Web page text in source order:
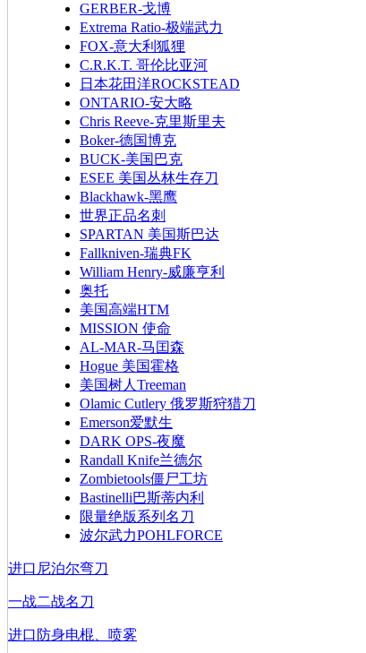
GERBER-戈博
Extrema Ratio-极端武力
FOX-意大利狐狸
C.R.K.T. 哥伦比亚河
日本花田洋ROCKSTEAD
ONTARIO-安大略
Chris Reeve-克里斯里夫
Boker-德国博克
BUCK-美国巴克
ESEE 美国丛林生存刀
Blackhawk-黑鹰
世界正品名刺
SPARTAN 美国斯巴达
Fallkniven-瑞典FK
William Henry-威廉亨利
奥托
美国高端HTM
MISSION 使命
AL-MAR-马囯森
Hogue 美国霍格
美国树人Treeman
Olamic Cutlery 俄罗斯狩猎刀
Emerson爱默生
DARK OPS-夜魔
Randall Knife兰德尔
Zombietools僵尸工坊
Bastinelli巴斯蒂内利
限量绝版系列名刀
波尔武力POHLFORCE
进口尼泊尔弯刀
一战二战名刀
进口防身电棍、喷雾